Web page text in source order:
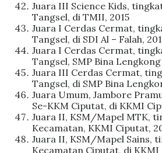
Juara III Science Kids,
Tangsel, di TMII, 2015
Juara I Cerdas Cermat,
Tangsel, di SDI Al – Falah,
Juara I Cerdas Cermat,
Tangsel, SMP Bina
Juara III Cerdas Cermat,
Tangsel, di SMP Bina
Juara Umum, Jambore
Se-KKM Ciputat, di KKMI
Juara II, KSM/Mapel MTK,
Kecamatan, KKMI Ciputat,
Juara II, KSM/Mapel Sains,
Kecamatan Ciputat, di KKMI